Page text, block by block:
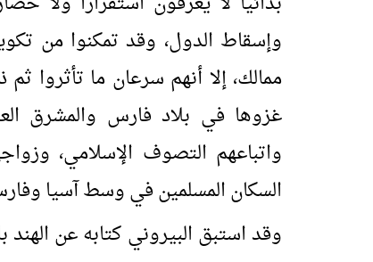
وإسقاط الدول، وقد تمكنوا من
ممالك، إلا أنهم سرعان ما تأثروا
غزوها في بلاد فارس والمشرق
واتباعهم التصوف الإسلامي،
السكان المسلمين في وسط آسيا
وقد استبق البيروني كتابه عن